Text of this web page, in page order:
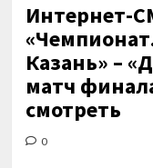
Интернет-
Казань» –
матч
смотреть
0